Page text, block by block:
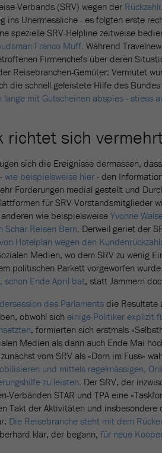
Verbands (SRV) wegen der
ins Unermessliche - es folgten erste
spezielle SRV-Helpline zeitweise
Franco Muff. Während
Firmenchefs über deren
Reisebranchen-Gemüter: Vermutet
die schnell geleistete Hilfe des
lange mit Gutscheinen abspies - stiess
richtet sich
sich die Ereignisse dermassen,
wie beispielsweise hier - den
Forderungen medial gestellt und
für SRV-Vorstandsmitglieder
wie beispielsweise Yvonne
Schär Reisen Bern. Derweil geriet der
von Hotelplan wegen den
Medien, wo dem SRV zu wenig
politischen Parkett vorgeworfen
schon Ende April bat, statt Jammern
des Parlaments die Resultate
obwohl sich einige Politiker explizit
, formierten sich erstmals
Medien als dann auch Ende Mai
vom SRV als «Dorn im Fuss»
und mittels regelmässigen,
zu leisten. Der SRV, der
Verbänden STAR und TPA eine
Takt der Aktivitäten und insbesondere
Die Reisebranche steht mit dem
klar, der begann, für neue